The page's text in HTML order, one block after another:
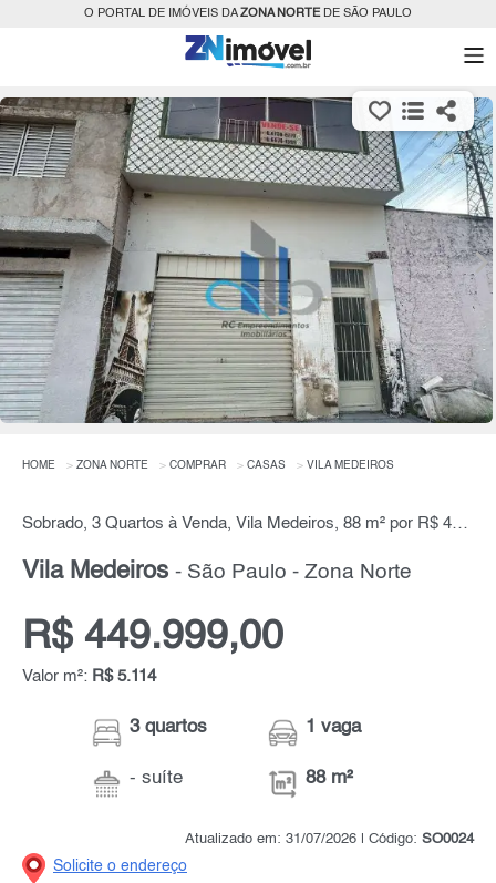
O PORTAL DE IMÓVEIS DAZONA NORTEDE SÃO PAULO
HOME ZONA NORTE COMPRAR CASAS VILA MEDEIROS
Sobrado, 3 Quartos à Venda, Vila Medeiros, 88 m² por R$ 449.999,00
Vila Medeiros - São Paulo - Zona Norte
R$ 449.999,00
Valor m²: R$ 5.114
3 quartos
- suíte
1 vaga
88 m²
Atualizado em: 31/07/2026 | Código: SO0024
Solicite o endereço